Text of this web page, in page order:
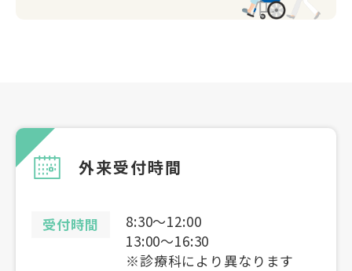
外来受付時間
受付時間
8:30〜12:00
13:00〜16:30
※診療科により異なります